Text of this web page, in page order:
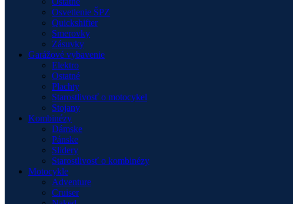
Osvetlenie ŠPZ
Quickshifter
Smerovky
Zásuvky
Garážové vybavenie
Elektro
Ostatné
Plachty
Starostlivosť o motocykel
Stojany
Kombinézy
Dámske
Pánske
Slidery
Starostlivosť o kombinézy
Motocykle
Adventure
Cruiser